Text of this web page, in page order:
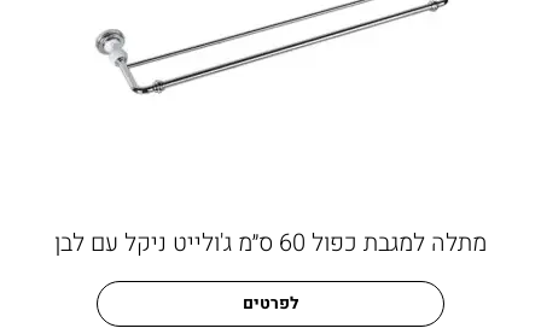
מתלה למגבת כפול 60 ס״מ ג'ולייט ניקל עם לבן
לפרטים